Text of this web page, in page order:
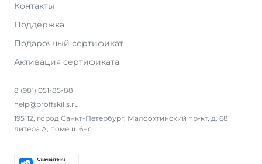
Контакты
Поддержка
Подарочный сертификат
Активация сертификата
8 (981) 051-85-88
help@proffskills.ru
195112, город Санкт-Петербург, Малоохтинский пр-кт, д. 68
литера А, помещ. 6нс